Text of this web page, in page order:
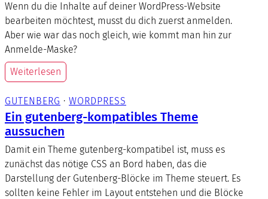
Wenn du die Inhalte auf deiner WordPress-Website
bearbeiten möchtest, musst du dich zuerst anmelden.
Aber wie war das noch gleich, wie kommt man hin zur
Anmelde-Maske?
Weiterlesen
GUTENBERG · WORDPRESS
Ein gutenberg-kompatibles Theme
aussuchen
Damit ein Theme gutenberg-kompatibel ist, muss es
zunächst das nötige CSS an Bord haben, das die
Darstellung der Gutenberg-Blöcke im Theme steuert. Es
sollten keine Fehler im Layout entstehen und die Blöcke